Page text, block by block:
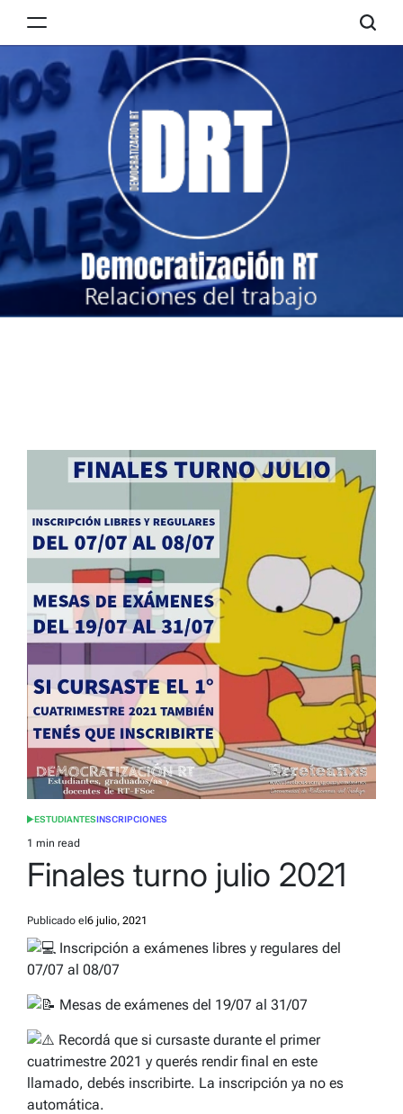
RT
POSTED
IN
ESTUDIANTESINSCRIPCIONES
Estimated
read
1 min read
Finales turno julio 2021
Publicado el 6 julio, 2021
Inscripción a exámenes libres y regulares del
07/07 al 08/07
Mesas de exámenes del 19/07 al 31/07
Recordá que si cursaste durante el primer
cuatrimestre 2021 y querés rendir final en este
llamado, debés inscribirte. La inscripción ya no es
automática.